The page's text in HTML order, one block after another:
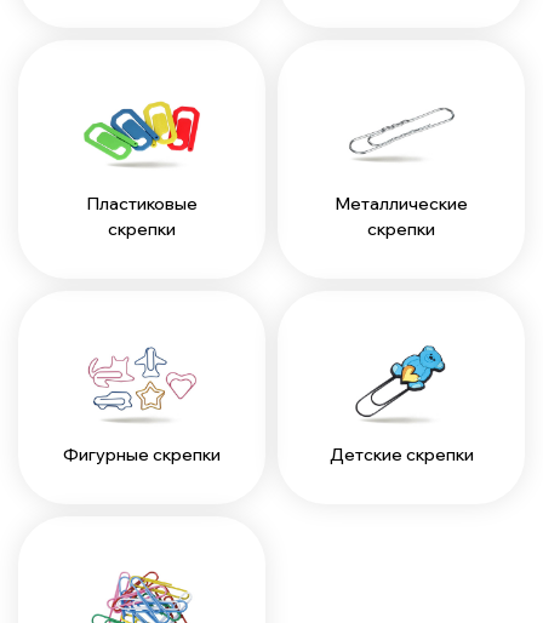
Пластиковые
скрепки
Металлические
скрепки
Фигурные скрепки Детские скрепки